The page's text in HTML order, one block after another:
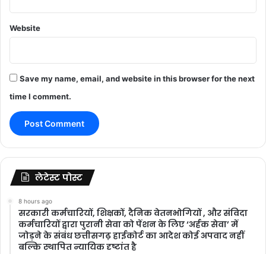
Website
Save my name, email, and website in this browser for the next
time I comment.
लेटेस्ट पोस्ट
8 hours ago
सरकारी कर्मचारियों, शिक्षकों, दैनिक वेतनभोगियों , और संविदा
कर्मचारियों द्वारा पुरानी सेवा को पेंशन के लिए ‘अर्हक सेवा’ में
जोड़ने के संबंध छत्तीसगढ़ हाईकोर्ट का आदेश कोई अपवाद नहीं
बल्कि स्थापित न्यायिक दृष्टांत है